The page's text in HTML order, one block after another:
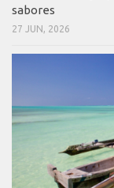
sabores
27 JUN, 2026